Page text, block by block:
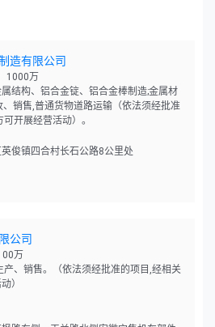
造有限公司
1000万
结构、铝合金锭、铝合金棒制造;金属材
销售,普通货物道路运输（依法须经批准
开展经营活动）。
俊镇四合村长石公路8公里处
公司
万
、销售。（依法须经批准的项目,经相关
）